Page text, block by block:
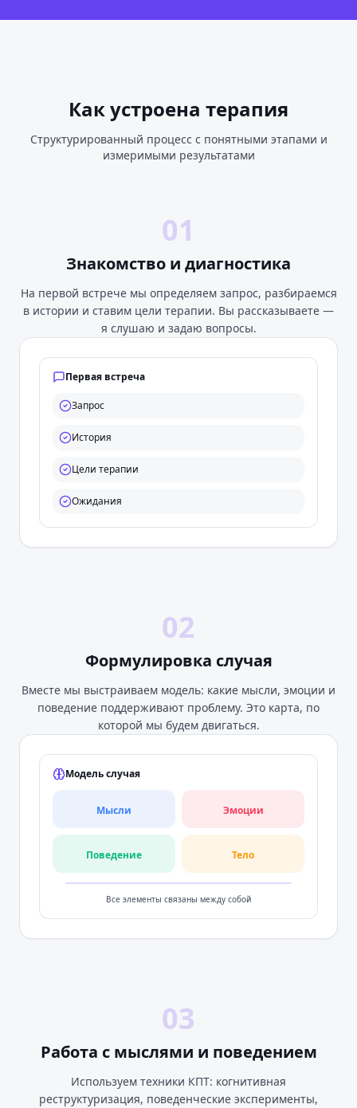
Как устроена терапия
Структурированный процесс с понятными этапами и
измеримыми результатами
01
Знакомство и диагностика
На первой встрече мы определяем запрос, разбираемся
в истории и ставим цели терапии. Вы рассказываете —
я слушаю и задаю вопросы.
Первая встреча
Запрос
История
Цели терапии
Ожидания
02
Формулировка случая
Вместе мы выстраиваем модель: какие мысли, эмоции и
поведение поддерживают проблему. Это карта, по
которой мы будем двигаться.
Модель случая
Мысли Эмоции
Поведение Тело
Все элементы связаны между собой
03
Работа с мыслями и поведением
Используем техники КПТ: когнитивная
реструктуризация, поведенческие эксперименты,